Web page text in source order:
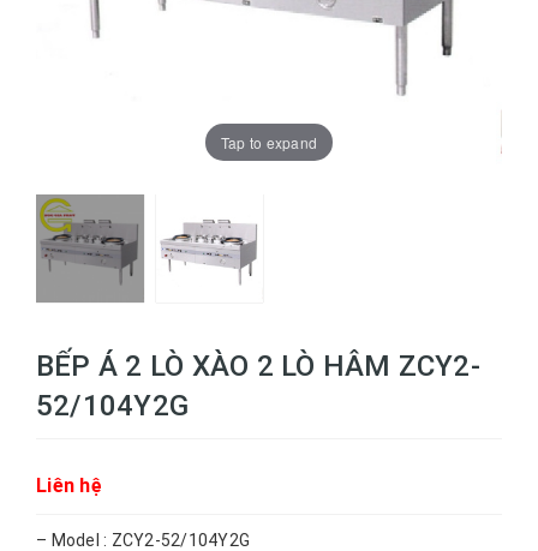
Tap to expand
BẾP Á 2 LÒ XÀO 2 LÒ HÂM ZCY2-
52/104Y2G
Liên hệ
– Model : ZCY2-52/104Y2G